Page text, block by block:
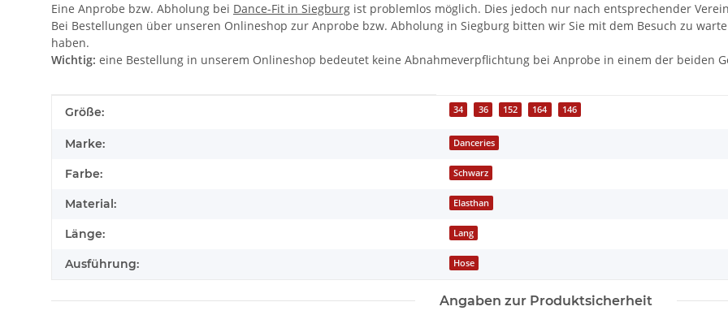
Eine Anprobe bzw. Abholung bei Dance-Fit in Siegburg ist problemlos möglich. Dies jedoch nur nach entsprechender
Bei Bestellungen über unseren Onlineshop zur Anprobe bzw. Abholung in Siegburg bitten wir Sie mit dem Besuch zu
haben.
Wichtig: eine Bestellung in unserem Onlineshop bedeutet keine Abnahmeverpflichtung bei Anprobe in einem der beiden
Produkteigenschaft
Wert
Größe: 34 36 152 164 146
Marke: Danceries
Farbe: Schwarz
Material: Elasthan
Länge: Lang
Ausführung: Hose
Angaben zur Produktsicherheit